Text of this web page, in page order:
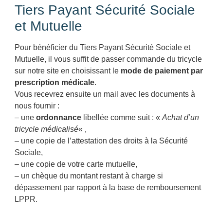
Tiers Payant Sécurité Sociale
et Mutuelle
Pour bénéficier du Tiers Payant Sécurité Sociale et
Mutuelle, il vous suffit de passer commande du tricycle
sur notre site en choisissant le mode de paiement par
prescription médicale.
Vous recevrez ensuite un mail avec les documents à
nous fournir :
– une ordonnance libellée comme suit : « Achat d’un
tricycle médicalisé« ,
– une copie de l’attestation des droits à la Sécurité
Sociale,
– une copie de votre carte mutuelle,
– un chèque du montant restant à charge si
dépassement par rapport à la base de remboursement
LPPR.